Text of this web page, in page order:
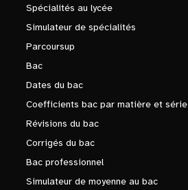
Spécialités au lycée
Simulateur de spécialités
Parcoursup
Bac
Dates du bac
Coefficients bac par matière et série
Révisions du bac
Corrigés du bac
Bac professionnel
Simulateur de moyenne au bac